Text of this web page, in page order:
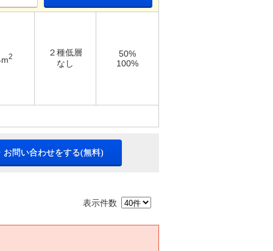
2
２種低層
なし
50%
100%
お問い合わせをする(無料)
表示件数